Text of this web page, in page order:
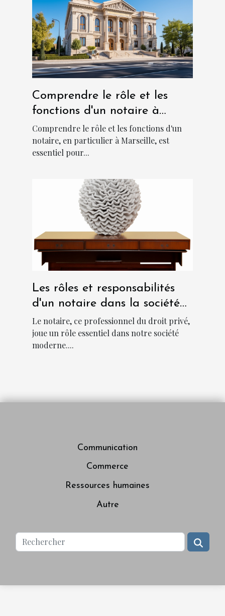
Comprendre le rôle et les
fonctions d'un notaire à
Marseille
Comprendre le rôle et les fonctions d'un
notaire, en particulier à Marseille, est
essentiel pour...
Les rôles et responsabilités
d'un notaire dans la société
moderne
Le notaire, ce professionnel du droit privé,
joue un rôle essentiel dans notre société
moderne....
Communication
Commerce
Ressources humaines
Autre